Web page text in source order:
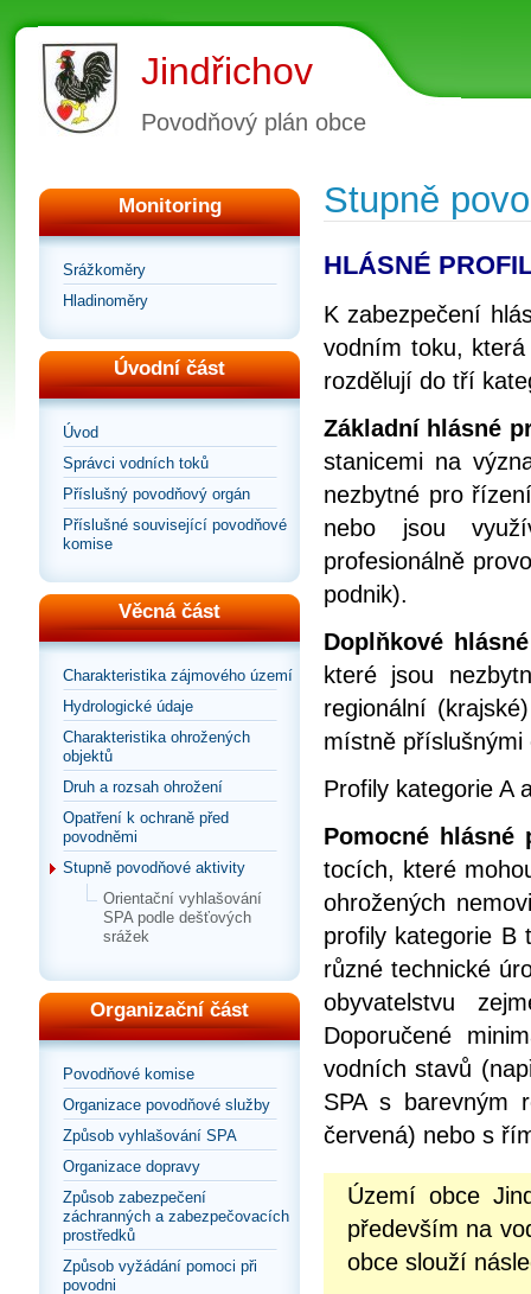
Jindřichov
Povodňový plán obce
Monitoring
Srážkoměry
Hladinoměry
Úvodní část
Úvod
Správci vodních toků
Příslušný povodňový orgán
Příslušné související povodňové
komise
Věcná část
Charakteristika zájmového území
Hydrologické údaje
Charakteristika ohrožených
objektů
Druh a rozsah ohrožení
Opatření k ochraně před
povodněmi
Stupně povodňové aktivity
Orientační vyhlašování
SPA podle dešťových
srážek
Organizační část
Povodňové komise
Organizace povodňové služby
Způsob vyhlašování SPA
Organizace dopravy
Způsob zabezpečení
záchranných a zabezpečovacích
prostředků
Způsob vyžádání pomoci při
povodni
Stupně
HLÁSNÉ
K zabezpečení
vodním toku,
rozdělují do tří
Základní hlásné
stanicemi na
nezbytné pro
nebo jsou
profesionálně
podnik).
Doplňkové
které jsou
regionální
místně příslušnými
Profily kategorie A
Pomocné
tocích, které
ohrožených
profily kategorie B
různé technické
obyvatelstvu
Doporučené
vodních stavů
SPA s barevným
červená) nebo s
Území obce
především na
obce slouží